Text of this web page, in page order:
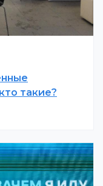
такие?